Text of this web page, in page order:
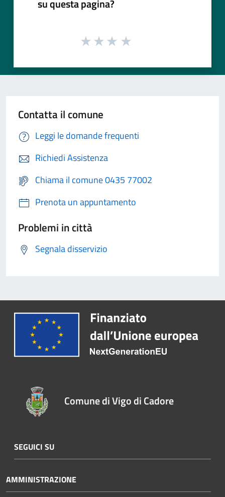
su questa pagina?
Contatta il comune
Leggi le domande frequenti
Richiedi Assistenza
Chiama il comune 0435 77002
Prenota un appuntamento
Problemi in città
Segnala disservizio
Comune di Vigo di Cadore
SEGUICI SU
AMMINISTRAZIONE